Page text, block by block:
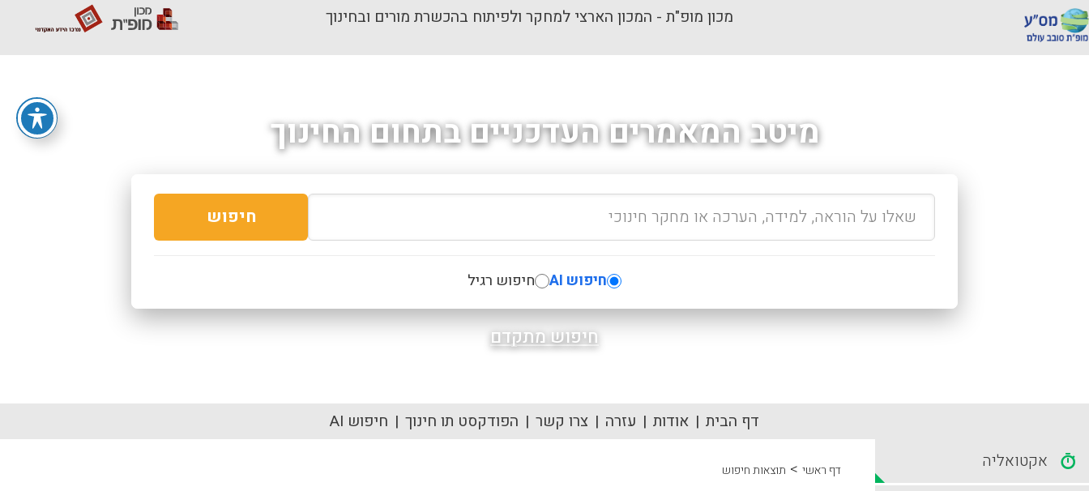
מכון מופ"ת - המכון הארצי למחקר ולפיתוח בהכשרת מורים ובחינוך
מיטב המאמרים העדכניים בתחום החינוך
חיפוש
חיפוש AI חיפוש רגיל
חיפוש מתקדם
דף הבית אודות עזרה צרו קשר הפודקסט תו חינוך חיפוש AI
דף ראשי > תוצאות חיפוש אקטואליה